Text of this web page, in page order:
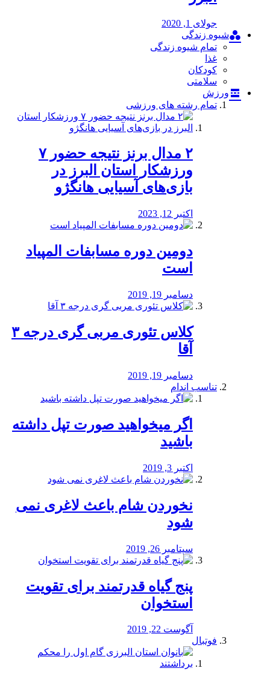
جولای 1, 2020
شیوه زندگی
تمام شیوه زندگی
غذا
کودکان
سلامتی
ورزش
تمام رشته های ورزشی
۲ مدال برنز نتیجه حضور ۷
ورزشکار استان البرز در
بازی‌های آسیایی هانگژو
اکتبر 12, 2023
دومین دوره مسابفات المپیاد
است
دسامبر 19, 2019
کلاس تئوری مربی گری درجه ۳
آقا
دسامبر 19, 2019
تناسب اندام
اگر میخواهید صورت تپل داشته
باشید
اکتبر 3, 2019
نخوردن شام باعث لاغری نمی
‌شود
سپتامبر 26, 2019
پنج گیاه قدرتمند برای تقویت
استخوان
آگوست 22, 2019
فوتبال